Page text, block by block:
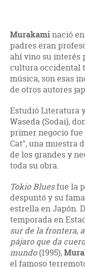
Murakaminació
padres eran
ahí vino su interés
cultura occidental
música, son esas
de otros autores
Estudió Literatura
Waseda (Sodai),
primer negocio fue
Cat", una muestra
de los grandes y
toda su obra.
Tokio Bluesfue la
despuntó y su
estrella en Japón.
temporada en
sur de la frontera,
pájaro que da
mundo(1995),
el famoso